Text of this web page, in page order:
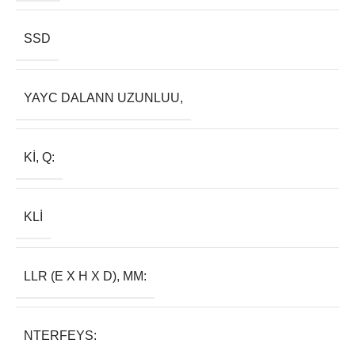
SSD
YAYC DALANN UZUNLUU,
KI, Q:
KLI
LLR (E X H X D), MM:
NTERFEYS: